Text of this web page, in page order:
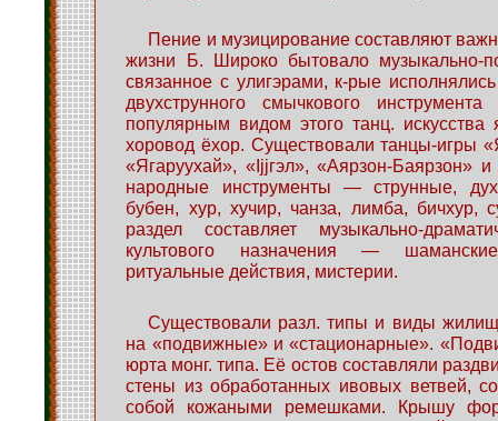
Пение и музицирование составляют
жизни Б. Широко бытовало музыкально-
связанное с улигэрами, к-рые
двухструнного смычкового
популярным видом этого танц.
хоровод ёхор. Существовали танцы-игры
«Ягаруухай», «Ijjгэл», «Аярзон-Баярзон»
народные инструменты — струнные,
бубен, хур, хучир, чанза, лимба, бичхур,
раздел составляет музыкально-
культового назначения —
ритуальные действия, мистерии.
Существовали разл. типы и виды
на «подвижные» и «стационарные».
юрта монг. типа. Её остов составляли
стены из обработанных ивовых ветвей,
собой кожаными ремешками. Крышу